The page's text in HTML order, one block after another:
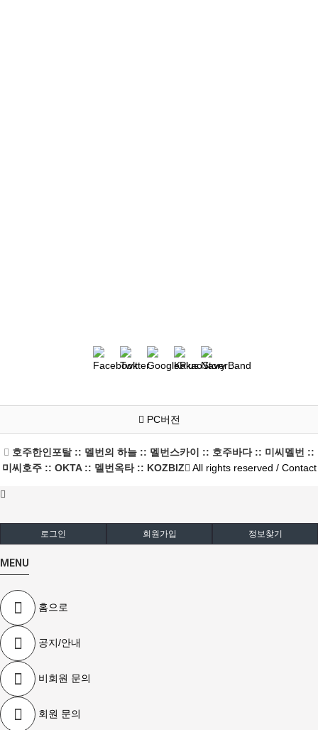
PC버전
호주한인포탈 :: 멜번의 하늘 :: 멜번스카이 :: 호주바다 :: 미씨멜번 ::
미씨호주 :: OKTA :: 멜번옥타 :: KOZBIZ
All rights reserved / Contact
로그인 회원가입 정보찾기
MENU
홈으로
공지/안내
비회원 문의
회원 문의